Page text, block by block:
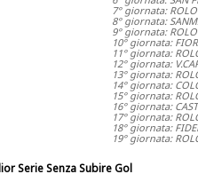
7° giornata: ROLO
8° giornata:
9° giornata:
10° giornata:
11° giornata:
12° giornata:
13° giornata:
14° giornata:
15° giornata:
16° giornata:
17° giornata:
18° giornata:
19° giornata:
Serie Senza Subire Gol